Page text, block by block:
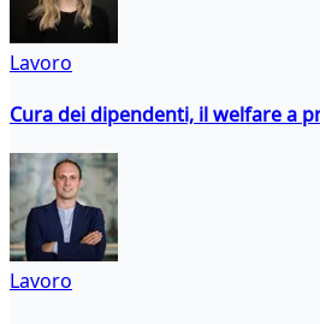
Lavoro
Cura dei dipendenti, il welfare a
Lavoro